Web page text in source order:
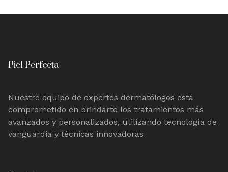
Piel Perfecta
Nuestro equipo de expertos dermatólogos está
comprometido en brindarte los tratamientos más
avanzados y personalizados, utilizando tecnología de
vanguardia y técnicas innovadoras